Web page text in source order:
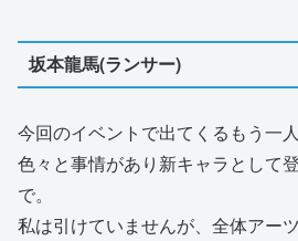
坂本龍馬(ランサー)
今回のイベントで出てくるもう一人
色々と事情があり新キャラとして
で。
私は引けていませんが、全体アー